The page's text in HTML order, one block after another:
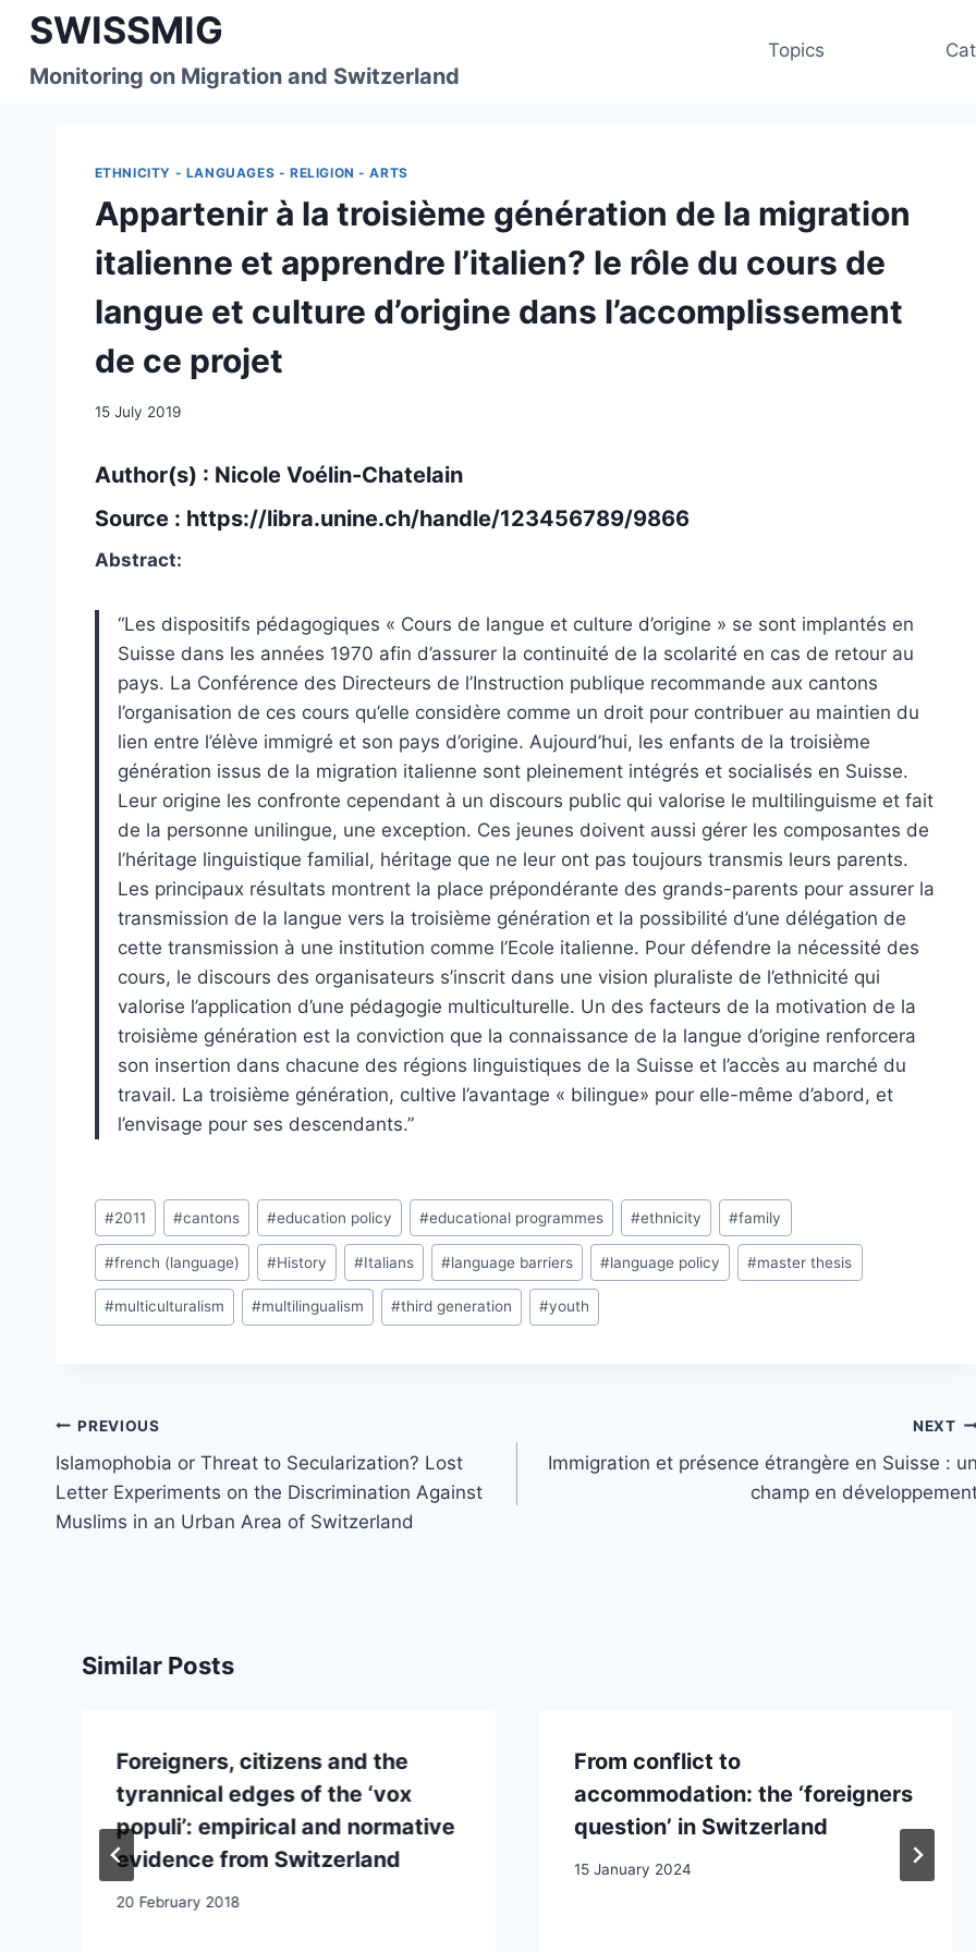
Skip
content
SWISSMIG
Monitoring on Migration and Switzerland
Topics
ETHNICITY - LANGUAGES - RELIGION - ARTS
Appartenir à la troisième génération de la migration
italienne et apprendre l’italien? le rôle du cours de
langue et culture d’origine dans l’accomplissement
de ce projet
15 July 2019
Author(s) : Nicole Voélin-Chatelain
Source : https://libra.unine.ch/handle/123456789/9866
Abstract:
“Les dispositifs pédagogiques « Cours de langue et culture d’origine » se sont implantés en
Suisse dans les années 1970 afin d’assurer la continuité de la scolarité en cas de retour au
pays. La Conférence des Directeurs de l’Instruction publique recommande aux cantons
l’organisation de ces cours qu’elle considère comme un droit pour contribuer au maintien du
lien entre l’élève immigré et son pays d’origine. Aujourd’hui, les enfants de la troisième
génération issus de la migration italienne sont pleinement intégrés et socialisés en Suisse.
Leur origine les confronte cependant à un discours public qui valorise le multilinguisme et fait
de la personne unilingue, une exception. Ces jeunes doivent aussi gérer les composantes de
l’héritage linguistique familial, héritage que ne leur ont pas toujours transmis leurs parents.
Les principaux résultats montrent la place prépondérante des grands-parents pour assurer la
transmission de la langue vers la troisième génération et la possibilité d’une délégation de
cette transmission à une institution comme l’Ecole italienne. Pour défendre la nécessité des
cours, le discours des organisateurs s’inscrit dans une vision pluraliste de l’ethnicité qui
valorise l’application d’une pédagogie multiculturelle. Un des facteurs de la motivation de la
troisième génération est la conviction que la connaissance de la langue d’origine renforcera
son insertion dans chacune des régions linguistiques de la Suisse et l’accès au marché du
travail. La troisième génération, cultive l’avantage « bilingue» pour elle-même d’abord, et
l’envisage pour ses descendants.”
Post
Tags:
#2011 #cantons #education policy #educational programmes #ethnicity #family
#french (language) #History #Italians #language barriers #language policy #master thesis
#multiculturalism #multilingualism #third generation #youth
Post
navigation
PREVIOUS
Islamophobia or Threat to Secularization? Lost
Letter Experiments on the Discrimination Against
Muslims in an Urban Area of Switzerland
NEXT
Immigration et présence étrangère en Suisse :
champ en
Similar Posts
Foreigners, citizens and the
tyrannical edges of the ‘vox
populi’: empirical and normative
evidence from Switzerland
20 February 2018
From conflict to
accommodation: the ‘foreigners
question’ in Switzerland
15 January 2024